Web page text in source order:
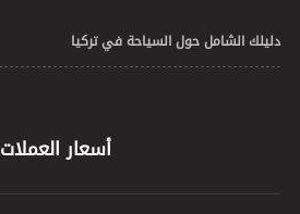
دليلك الشامل حول السياحة في تركيا
أسعار العملات